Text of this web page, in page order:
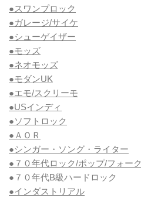
●スワンプロック
●ガレージ/サイケ
●シューゲイザー
●モッズ
●ネオモッズ
●モダンUK
●エモ/スクリーモ
●USインディ
●ソフトロック
●ＡＯＲ
●シンガー・ソング・ライター
●７０年代ロック/ポップ/フォーク
●７０年代B級ハードロック
●インダストリアル